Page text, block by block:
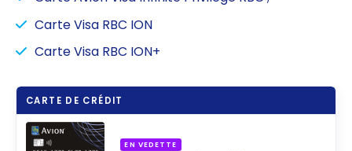
Carte Visa RBC ION
Carte Visa RBC ION+
CARTE DE CRÉDIT
EN VEDETTE